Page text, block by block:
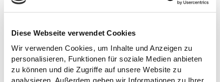
Diese Webseite verwendet Cookies
Wir verwenden Cookies, um Inhalte und Anzeigen zu
personalisieren, Funktionen für soziale Medien anbieten
zu können und die Zugriffe auf unsere Website zu
analysieren. Außerdem geben wir Informationen zu Ihrer
ist Kurort und
staatlich
Kneipp-
Heilbad
© MaTS GmbH / adobe.stock
Tief
im Heilklima in
Bad Malente
© Anke Rädel
KURKLINIK
EN
Malente
WELLNES
S & SPA
Erholung und